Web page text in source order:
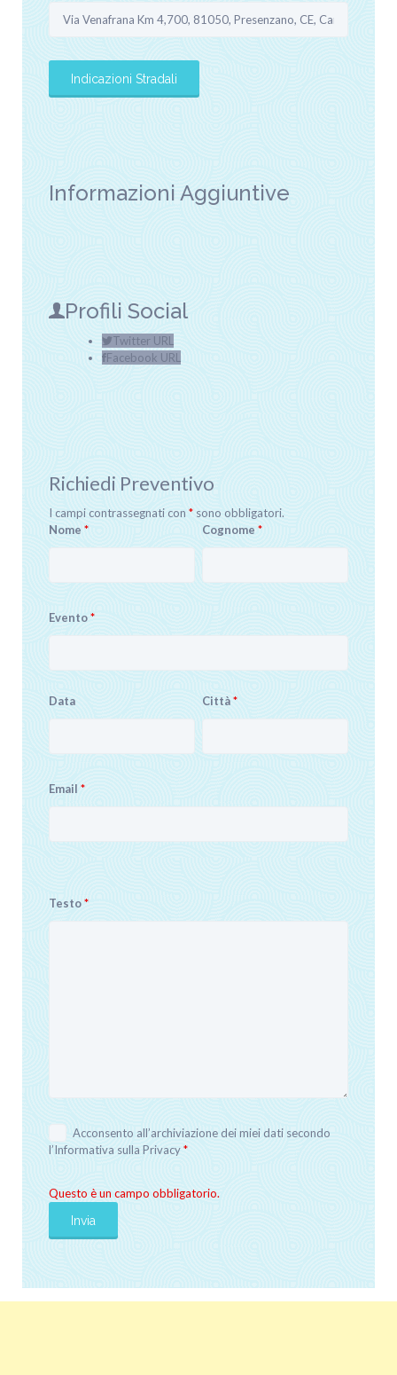
Informazioni Aggiuntive
Profili Social
Twitter URL
Facebook URL
Richiedi Preventivo
I campi contrassegnati con * sono obbligatori.
Nome * Cognome*
Evento*
Data Città*
Email *
Testo*
Acconsento all’archiviazione dei miei dati secondo
l’Informativa sulla Privacy*
Questo è un campo obbligatorio.